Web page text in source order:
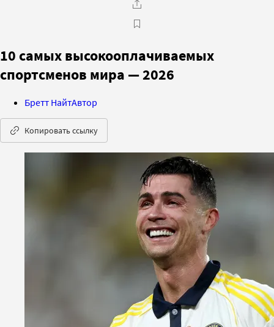
10 самых высокооплачиваемых
спортсменов мира — 2026
Бретт НайтАвтор
Копировать ссылку